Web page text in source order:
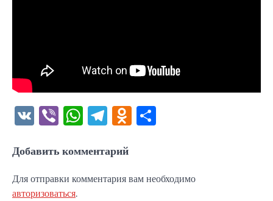
VK ViberWhatsApp
Telegram
Odnoklassniki
Добавить комментарий
Для отправки комментария вам необходимо
авторизоваться.